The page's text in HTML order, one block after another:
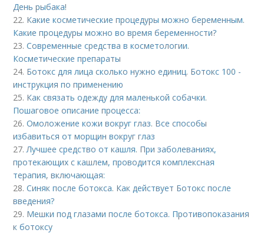
День рыбака!
22. Какие косметические процедуры можно беременным.
Какие процедуры можно во время беременности?
23.Современные средства в косметологии.
Косметические препараты
24. Ботокс для лица сколько нужно единиц. Ботокс 100 -
инструкция по применению
25. Как связать одежду для маленькой собачки.
Пошаговое описание процесса:
26.Омоложение кожи вокруг глаз. Все способы
избавиться от морщин вокруг глаз
27. Лучшее средство от кашля. При заболеваниях,
протекающих с кашлем, проводится комплексная
терапия, включающая:
28.Синяк после ботокса. Как действует Ботокс после
введения?
29. Мешки под глазами после ботокса. Противопоказания
к ботоксу